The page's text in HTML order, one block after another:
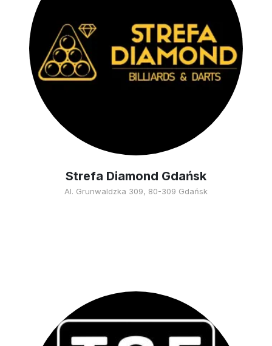
Strefa Diamond Gdańsk
Al. Grunwaldzka 309, 80-309 Gdańsk